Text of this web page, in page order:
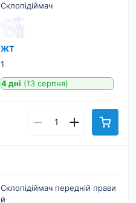
Склопідіймач
ЖТ
1
4 дні (13 серпня)
Склопідіймач передній прави
й